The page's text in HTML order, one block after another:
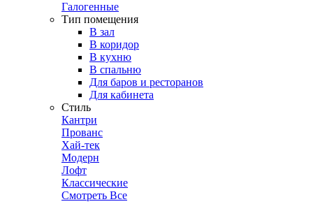
Галогенные
Тип помещения
В зал
В коридор
В кухню
В спальню
Для баров и ресторанов
Для кабинета
Стиль
Кантри
Прованс
Хай-тек
Модерн
Лофт
Классические
Смотреть Все